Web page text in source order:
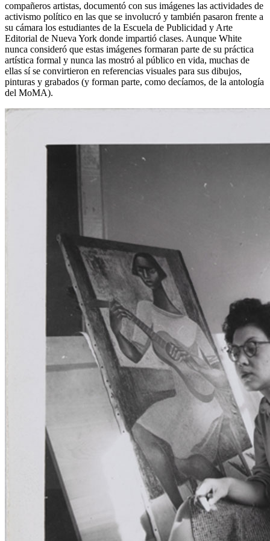
compañeros artistas, documentó con sus imágenes las actividades de
activismo político en las que se involucró y también pasaron frente a
su cámara los estudiantes de la Escuela de Publicidad y Arte
Editorial de Nueva York donde impartió clases. Aunque White
nunca consideró que estas imágenes formaran parte de su práctica
artística formal y nunca las mostró al público en vida, muchas de
ellas sí se convirtieron en referencias visuales para sus dibujos,
pinturas y grabados (y forman parte, como decíamos, de la antología
del MoMA).